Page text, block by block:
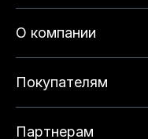
О компании
Покупателям
Партнерам